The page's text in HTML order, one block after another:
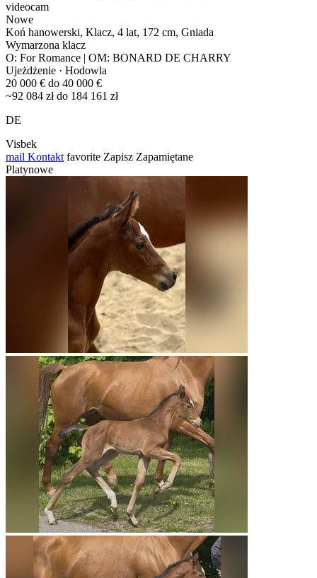
videocam
Nowe
Koń hanowerski, Klacz, 4 lat, 172 cm, Gniada
Wymarzona klacz
O: For Romance | OM: BONARD DE CHARRY
Ujeżdżenie · Hodowla
20 000 € do 40 000 €
~92 084 zł do 184 161 zł
DE
Visbek
mail Kontakt favorite Zapisz Zapamiętane
Platynowe